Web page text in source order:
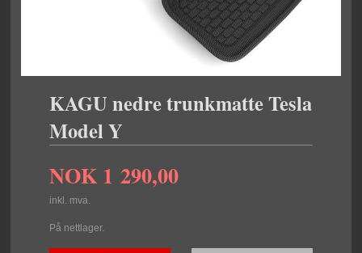
KAGU nedre trunkmatte Tesla
Model Y
NOK 1 290,00
inkl. mva.
På nettlager.